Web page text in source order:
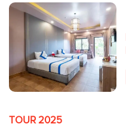
TOUR 2025